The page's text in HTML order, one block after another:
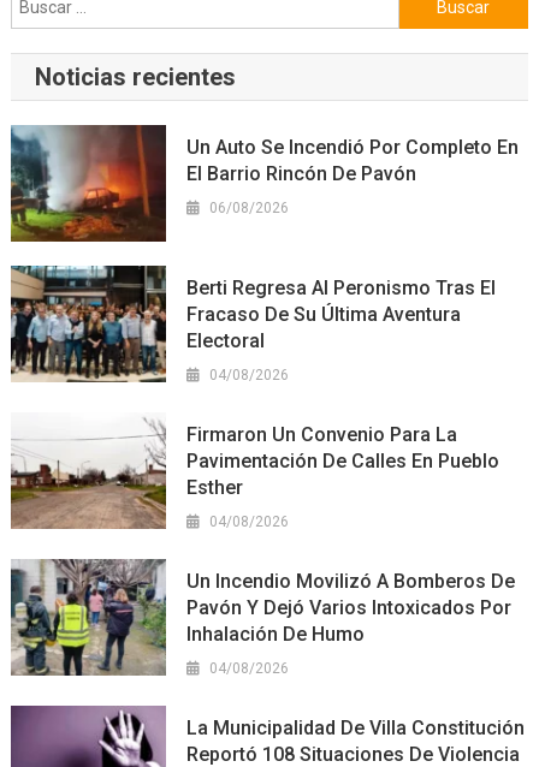
Noticias recientes
Un Auto Se Incendió Por Completo En
El Barrio Rincón De Pavón
06/08/2026
Berti Regresa Al Peronismo Tras El
Fracaso De Su Última Aventura
Electoral
04/08/2026
Firmaron Un Convenio Para La
Pavimentación De Calles En Pueblo
Esther
04/08/2026
Un Incendio Movilizó A Bomberos De
Pavón Y Dejó Varios Intoxicados Por
Inhalación De Humo
04/08/2026
La Municipalidad De Villa Constitución
Reportó 108 Situaciones De Violencia